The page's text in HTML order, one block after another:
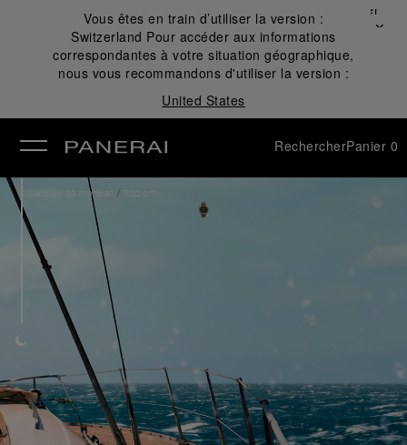
Vous êtes en train d’utiliser la version :
Switzerland Pour accéder aux informations
correspondantes à votre situation géographique,
nous vous recommandons d'utiliser la version :
United States
Fermer
✕
RechercherPanier 0
Collection de montres / Radiomir